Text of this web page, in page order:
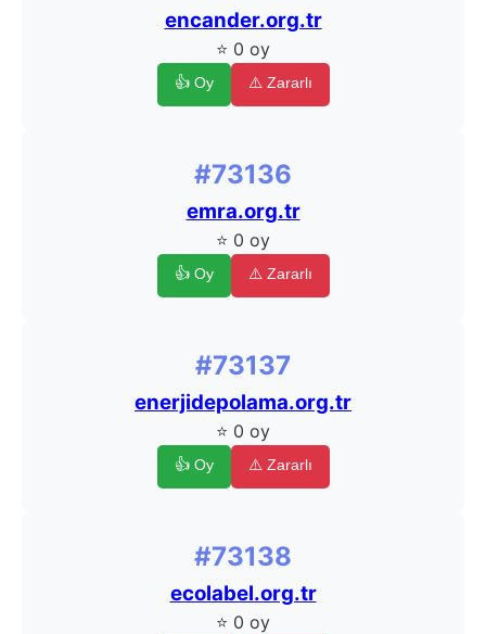
encander.org.tr
⭐ 0 oy
👍 Oy ⚠️ Zararlı
#73136
emra.org.tr
⭐ 0 oy
👍 Oy ⚠️ Zararlı
#73137
enerjidepolama.org.tr
⭐ 0 oy
👍 Oy ⚠️ Zararlı
#73138
ecolabel.org.tr
⭐ 0 oy